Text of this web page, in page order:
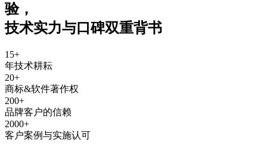
验，
技术实力与口碑双重背书
15+
年技术耕耘
20+
商标&软件著作权
200+
品牌客户的信赖
2000+
客户案例与实施认可